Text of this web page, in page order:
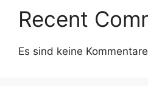
Recent
Es sind keine